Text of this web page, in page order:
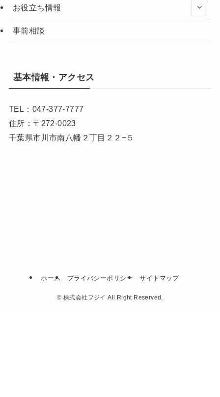
お役立ち情報
事前相談
基本情報・アクセス
TEL：047-377-7777
住所：〒272-0023
千葉県市川市南八幡２丁目２２−５
ホーム プライバシーポリシー サイトマップ
© 株式会社フジイ All Right Reserved.